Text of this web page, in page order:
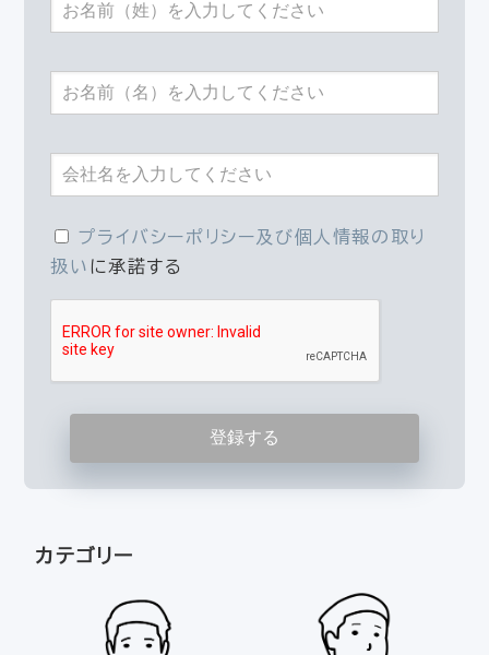
プライバシーポリシー及び個人情報の取り
扱い に承諾する
カテゴリー